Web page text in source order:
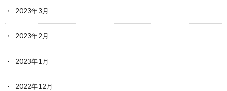
2023年3月
2023年2月
2023年1月
2022年12月